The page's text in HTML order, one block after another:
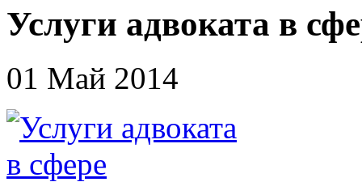
Услуги адвоката в
01 Май 2014